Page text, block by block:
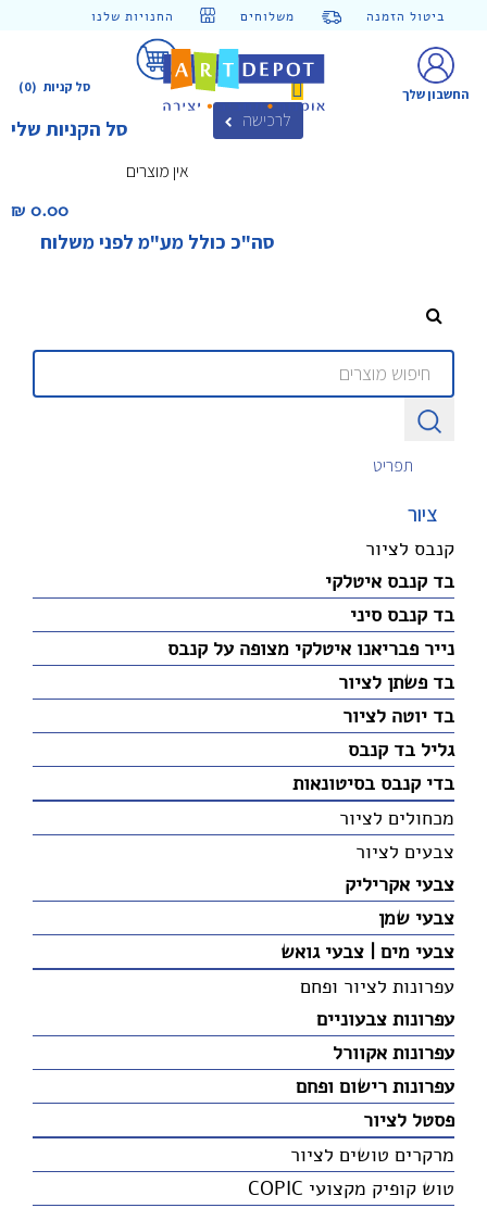
ביטול הזמנה משלוחים החנויות שלנו
(0) סל קניות
סל הקניות שלי לרכישה
אין מוצרים
0.00 ₪‎
סה"כ כולל מע"מ לפני משלוח
החשבון שלך
תפריט
ציור
קנבס לציור
בד קנבס איטלקי
בד קנבס סיני
נייר פבריאנו איטלקי מצופה על קנבס
בד פשתן לציור
בד יוטה לציור
גליל בד קנבס
בדי קנבס בסיטונאות
מכחולים לציור
צבעים לציור
צבעי אקריליק
צבעי שמן
צבעי מים | צבעי גואש
עפרונות לציור ופחם
עפרונות צבעוניים
עפרונות אקוורל
עפרונות רישום ופחם
פסטל לציור
מרקרים טושים לציור
טוש קופיק מקצועי COPIC